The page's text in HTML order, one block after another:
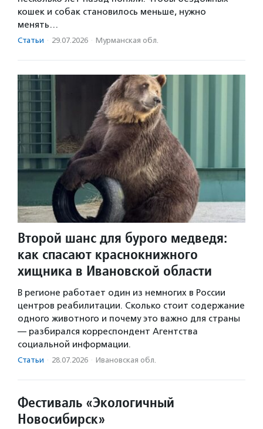
кошек и собак становилось меньше, нужно
менять…
Статьи · 29.07.2026 · Мурманская обл.
Второй шанс для бурого медведя:
как спасают краснокнижного
хищника в Ивановской области
В регионе работает один из немногих в России
центров реабилитации. Сколько стоит содержание
одного животного и почему это важно для страны
— разбирался корреспондент Агентства
социальной информации.
Статьи · 28.07.2026 · Ивановская обл.
Фестиваль «Экологичный
Новосибирск»